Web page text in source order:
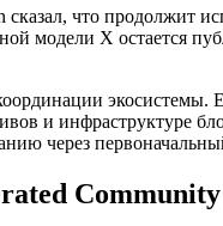
что продолжит
модели X остается
экосистемы.
и инфраструктуре
через